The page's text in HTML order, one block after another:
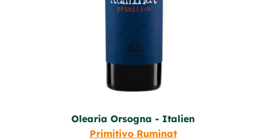
Olearia Orsogna - Italien
Primitivo Ruminat